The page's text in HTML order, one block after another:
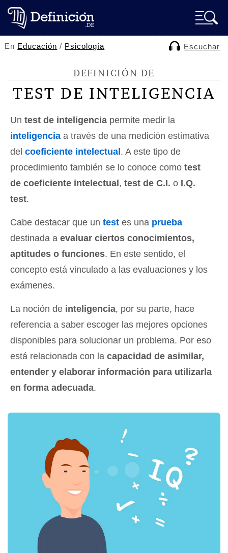
En Educación / Psicología Escuchar
DEFINICIÓN DE
TEST DE INTELIGENCIA
Un test de inteligencia permite medir la
inteligencia a través de una medición estimativa
del coeficiente intelectual . A este tipo de
procedimiento también se lo conoce como test
de coeficiente intelectual , test de C.I. o I.Q.
test.
Cabe destacar que un test es una prueba
destinada a evaluar ciertos conocimientos,
aptitudes o funciones. En este sentido, el
concepto está vinculado a las evaluaciones y los
exámenes.
La noción de inteligencia, por su parte, hace
referencia a saber escoger las mejores opciones
disponibles para solucionar un problema. Por eso
está relacionada con la capacidad de asimilar,
entender y elaborar información para utilizarla
en forma adecuada.